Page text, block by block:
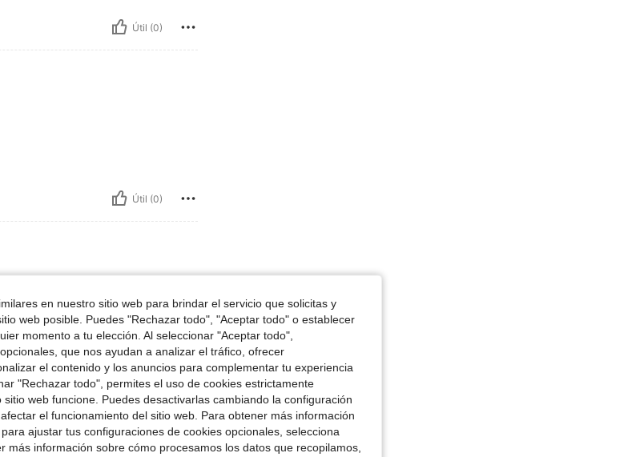
Útil (0)
Útil (0)
Útil (0)
en nuestro sitio web para brindar el servicio que solicitas y
web posible. Puedes "Rechazar todo", "Aceptar todo" o establecer
momento a tu elección. Al seleccionar "Aceptar todo",
que nos ayudan a analizar el tráfico, ofrecer
el contenido y los anuncios para complementar tu experiencia
"Rechazar todo", permites el uso de cookies estrictamente
web funcione. Puedes desactivarlas cambiando la configuración
el funcionamiento del sitio web. Para obtener más información
ajustar tus configuraciones de cookies opcionales, selecciona
más información sobre cómo procesamos los datos que recopilamos,